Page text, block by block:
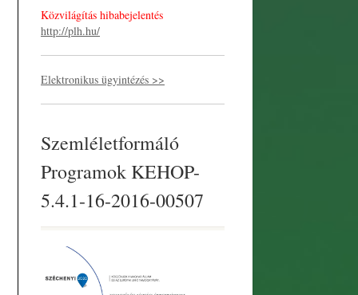
Közvilágítás hibabejelentés
http://plh.hu/
Elektronikus ügyintézés >>
Szemléletformáló
Programok KEHOP-
5.4.1-16-2016-00507